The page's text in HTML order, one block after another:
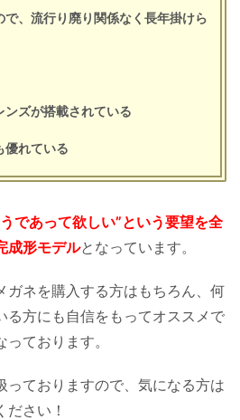
、流行り廃り関係なく長年掛けら
ンズが搭載されている
優れている
であって欲しい”という要望を全
成形モデルとなっています。
ガネを購入する方はもちろん、何
る方にも自信をもってオススメで
ております。
っておりますので、気になる方は
さい！